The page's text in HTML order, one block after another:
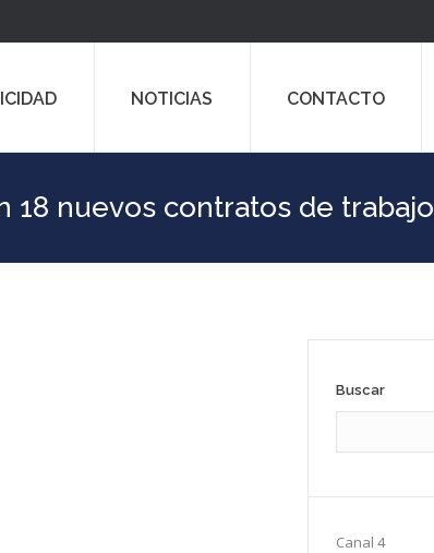
NOTICIAS CONTACTO
18 nuevos contratos de trabajo
Buscar
Canal 4